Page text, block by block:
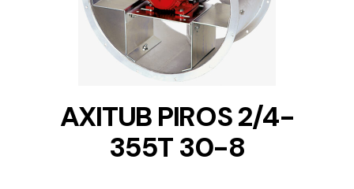
AXITUB PIROS 2/4-
355T 30-8